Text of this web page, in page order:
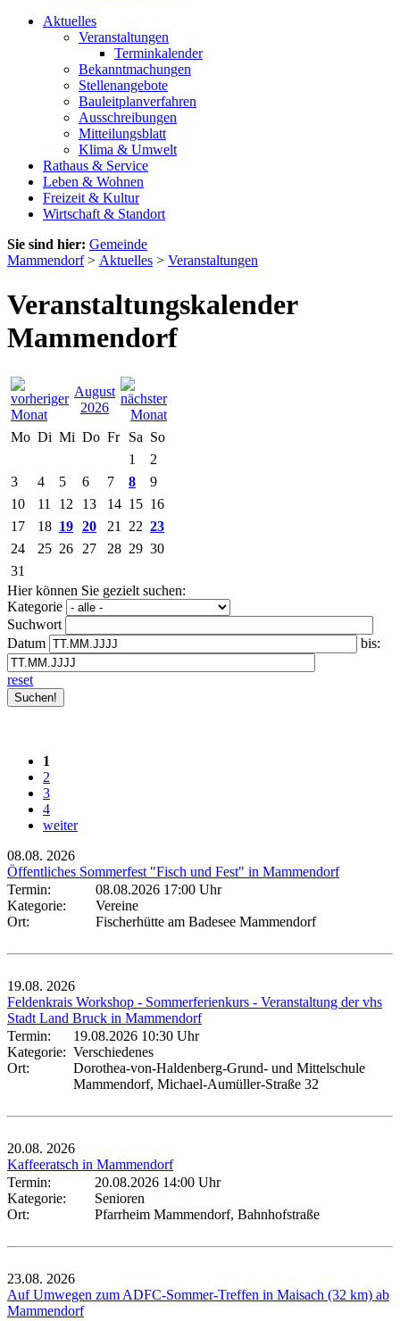
Aktuelles
Veranstaltungen
Terminkalender
Bekanntmachungen
Stellenangebote
Bauleitplanverfahren
Ausschreibungen
Mitteilungsblatt
Klima & Umwelt
Rathaus & Service
Leben & Wohnen
Freizeit & Kultur
Wirtschaft & Standort
Sie sind hier: Gemeinde
Mammendorf> Aktuelles > Veranstaltungen
Veranstaltungskalender
Mammendorf
August
2026
Mo Di Mi Do Fr Sa So
1
2
3
4 5 6 7 8
9
10
11 12 13 14 15 16
17
18 19 20 21 22 23
24
25 26 27 28 29 30
31
Hier können Sie gezielt suchen:
Kategorie
Suchwort
Datum
bis:
reset
1
2
3
4
weiter
08.08. 2026
Öffentliches Sommerfest "Fisch und Fest" in Mammendorf
Termin:
08.08.2026 17:00 Uhr
Kategorie:
Vereine
Ort:
Fischerhütte am Badesee Mammendorf
19.08. 2026
Feldenkrais Workshop - Sommerferienkurs - Veranstaltung der vhs
Stadt Land Bruck in Mammendorf
Termin:
19.08.2026 10:30 Uhr
Kategorie: Verschiedenes
Ort:
Dorothea-von-Haldenberg-Grund- und Mittelschule
Mammendorf, Michael-Aumüller-Straße 32
20.08. 2026
Kaffeeratsch in Mammendorf
Termin:
20.08.2026 14:00 Uhr
Kategorie:
Senioren
Ort:
Pfarrheim Mammendorf, Bahnhofstraße
23.08. 2026
Auf Umwegen zum ADFC-Sommer-Treffen in Maisach (32 km) ab
Mammendorf